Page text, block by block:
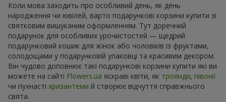
Коли мова заходить про особливий день, як день
народження чи ювілей, варто подарункові корзини купити зі
святковим вишуканим оформленням. Тут доречний
подарунок для особливих урочистостей — щедрий
подарунковий кошик для жінок або чоловіків із фруктами,
солодощами у подарунковій упаковці та красивим декором.
Він чудово доповнює такі подарункові корзини купити які ви
можете на сайті Flowers.ua яскраві квіти, як троянди, півонії
чи пухнасті хризантеми й створює відчуття справжнього
свята.